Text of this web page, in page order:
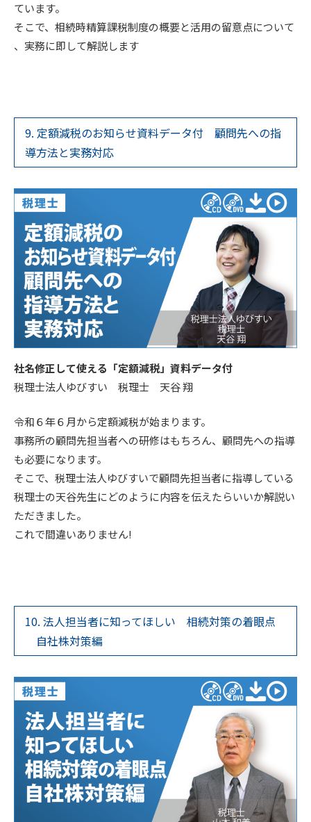
ています。
そこで、相続時精算課税制度の概要と活用の留意点について
、実務に即して解説します
9. 定額減税のお知らせ資料データ付 顧問先への指
導方法と実務対応
社名修正して使える「定額減税」資料データ付
税理士法人ゆびすい 税理士 天谷 翔
令和６年６月から定額減税が始まります。
事務所の顧問先担当者への研修はもちろん、顧問先への指導
も必要になります。
そこで、税理士法人ゆびすいで顧問先担当者に指導している
税理士の天谷先生にどのように内容を伝えたらいいか解説い
ただきました。
これで間違いありません!
10. 法人担当者に知ってほしい 相続対策の着眼点
自社株対策編